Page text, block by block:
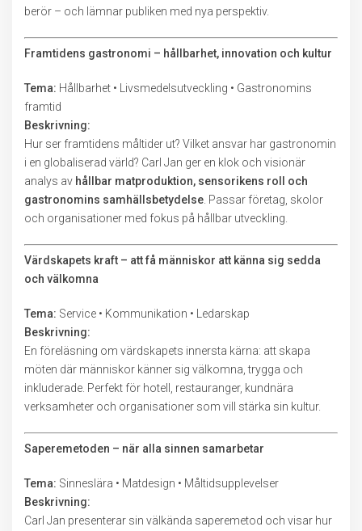
berör – och lämnar publiken med nya perspektiv.
Framtidens gastronomi – hållbarhet, innovation och kultur
Tema: Hållbarhet • Livsmedelsutveckling • Gastronomins
framtid
Beskrivning:
Hur ser framtidens måltider ut? Vilket ansvar har gastronomin
i en globaliserad värld? Carl Jan ger en klok och visionär
analys av hållbar matproduktion, sensorikens roll och
gastronomins samhällsbetydelse . Passar företag, skolor
och organisationer med fokus på hållbar utveckling.
Värdskapets kraft – att få människor att känna sig sedda
och välkomna
Tema: Service • Kommunikation • Ledarskap
Beskrivning:
En föreläsning om värdskapets innersta kärna: att skapa
möten där människor känner sig välkomna, trygga och
inkluderade. Perfekt för hotell, restauranger, kundnära
verksamheter och organisationer som vill stärka sin kultur.
Saperemetoden – när alla sinnen samarbetar
Tema: Sinneslära • Matdesign • Måltidsupplevelser
Beskrivning:
Carl Jan presenterar sin välkända saperemetod och visar hur